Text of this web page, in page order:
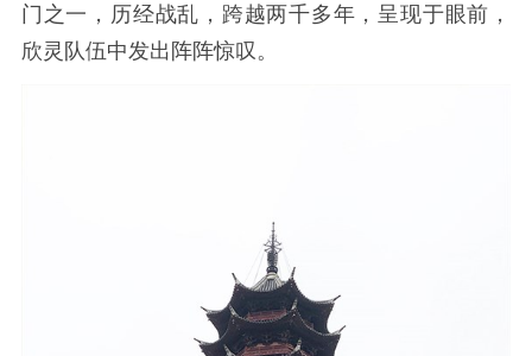
门之一，历经战乱，跨越两千多年，呈现于眼前，
欣灵队伍中发出阵阵惊叹。